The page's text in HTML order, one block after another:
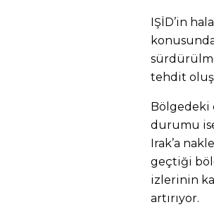
IŞİD’in
tehdit
Bölgedeki
durumu
Irak’a
geçtiği
izlerinin
artırıyor.